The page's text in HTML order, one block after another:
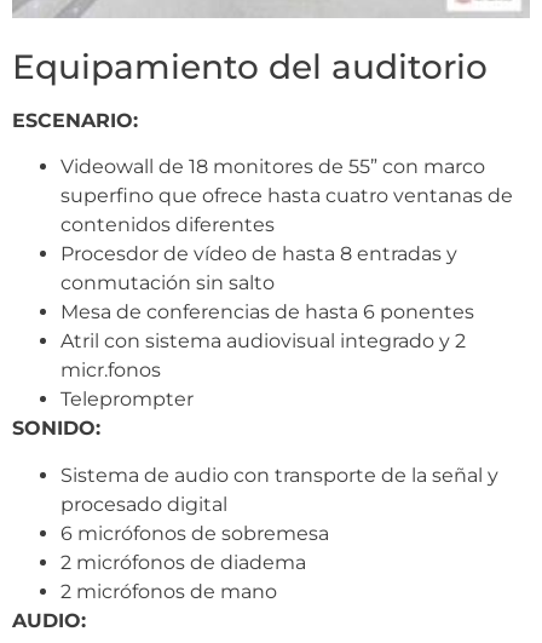
Equipamiento del auditorio
ESCENARIO:
Videowall de 18 monitores de 55” con marco
superfino que ofrece hasta cuatro ventanas de
contenidos diferentes
Procesdor de vídeo de hasta 8 entradas y
conmutación sin salto
Mesa de conferencias de hasta 6 ponentes
Atril con sistema audiovisual integrado y 2
micr.fonos
Teleprompter
SONIDO:
Sistema de audio con transporte de la señal y
procesado digital
6 micrófonos de sobremesa
2 micrófonos de diadema
2 micrófonos de mano
AUDIO: